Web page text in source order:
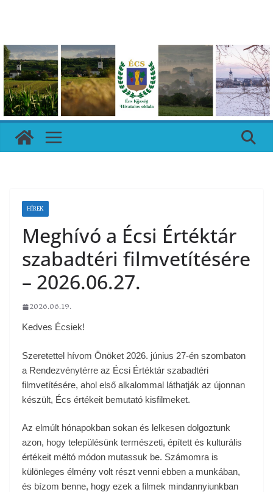
HÍREK
Meghívó a Écsi Értéktár
szabadtéri filmvetítésére
– 2026.06.27.
2026.06.19.
Kedves Écsiek!
Szeretettel hívom Önöket 2026. június 27-én szombaton
a Rendezvénytérre az Écsi Értéktár szabadtéri
filmvetítésére, ahol első alkalommal láthatják az újonnan
készült, Écs értékeit bemutató kisfilmeket.
Az elmúlt hónapokban sokan és lelkesen dolgoztunk
azon, hogy településünk természeti, épített és kulturális
értékeit méltó módon mutassuk be. Számomra is
különleges élmény volt részt venni ebben a munkában,
és bízom benne, hogy ezek a filmek mindannyiunkban